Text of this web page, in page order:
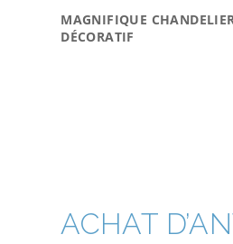
MAGNIFIQUE
DÉCORATIF
ACHAT